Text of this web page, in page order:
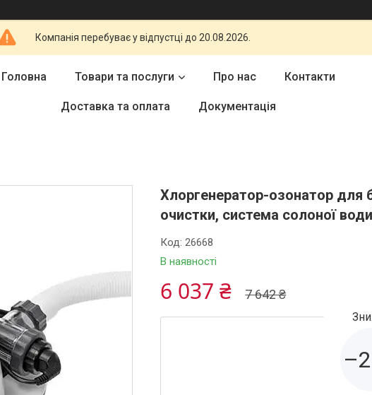
Компанія перебуває у відпустці до 20.08.2026.
Головна Товари та послуги Про нас Контакти
Доставка та оплата Документація
Хлоргенератор-озонатор для
очистки, система солоної
В наявності
Код:26668
7 642 ₴
6 037 ₴